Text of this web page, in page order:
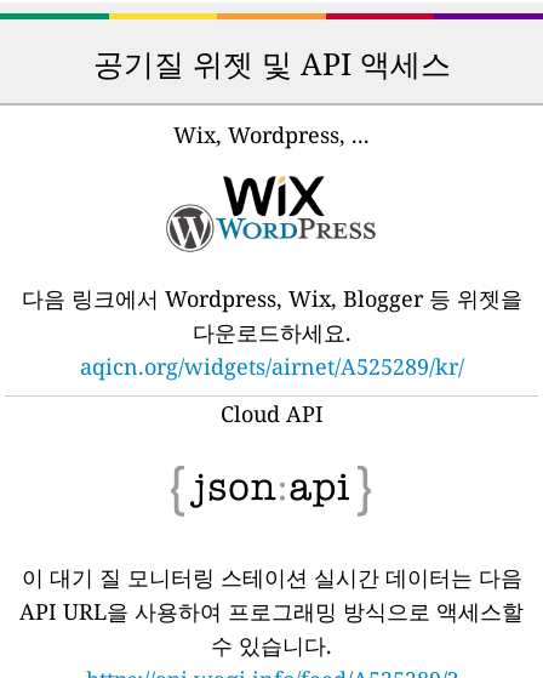
공기질 위젯 및 API 액세스
Wix, Wordpress, ...
다음 링크에서 Wordpress, Wix, Blogger 등 위젯을
다운로드하세요.
aqicn.org/widgets/airnet/A525289/kr/
Cloud API
이 대기 질 모니터링 스테이션 실시간 데이터는 다음
API URL을 사용하여 프로그래밍 방식으로 액세스할
수 있습니다.